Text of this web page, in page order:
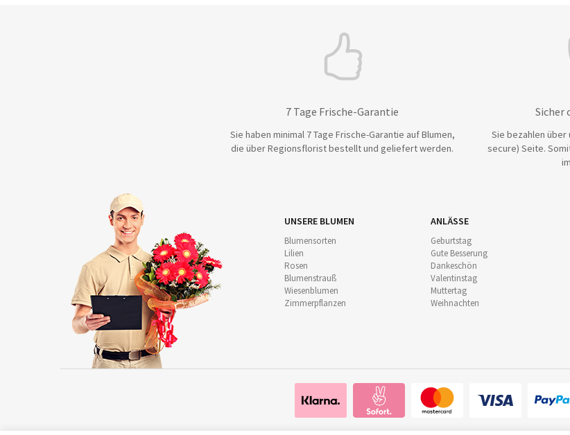
7 Tage Frische-Garantie
Sie haben minimal 7 Tage Frische-Garantie auf Blumen,
die über Regionsflorist bestellt und geliefert werden.
Sicher
Sie bezahlen über
secure) Seite.
UNSERE BLUMEN
Blumensorten
Lilien
Rosen
Blumenstrauß
Wiesenblumen
Zimmerpflanzen
ANLÄSSE
Geburtstag
Gute Besserung
Dankeschön
Valentinstag
Muttertag
Weihnachten